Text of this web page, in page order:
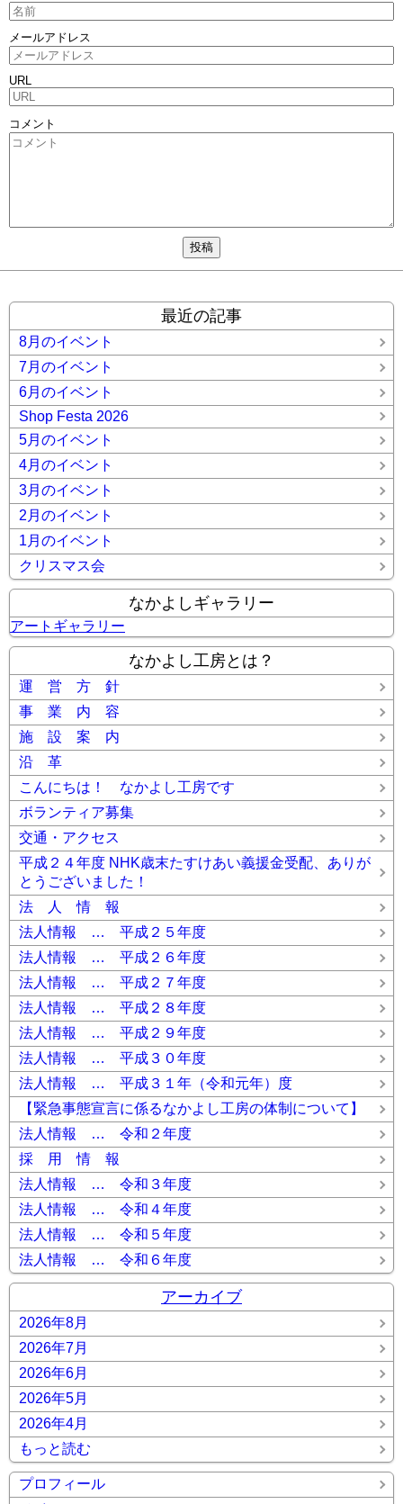
メールアドレス
URL
コメント
最近の記事
8月のイベント
7月のイベント
6月のイベント
Shop Festa 2026
5月のイベント
4月のイベント
3月のイベント
2月のイベント
1月のイベント
クリスマス会
なかよしギャラリー
アートギャラリー
なかよし工房とは？
運 営 方 針
事 業 内 容
施 設 案 内
沿 革
こんにちは！ なかよし工房です
ボランティア募集
交通・アクセス
平成２４年度 NHK歳末たすけあい義援金受配、ありが
とうございました！
法 人 情 報
法人情報 … 平成２５年度
法人情報 … 平成２６年度
法人情報 … 平成２７年度
法人情報 … 平成２８年度
法人情報 … 平成２９年度
法人情報 … 平成３０年度
法人情報 … 平成３１年（令和元年）度
【緊急事態宣言に係るなかよし工房の体制について】
法人情報 … 令和２年度
採 用 情 報
法人情報 … 令和３年度
法人情報 … 令和４年度
法人情報 … 令和５年度
法人情報 … 令和６年度
アーカイブ
2026年8月
2026年7月
2026年6月
2026年5月
2026年4月
もっと読む
プロフィール